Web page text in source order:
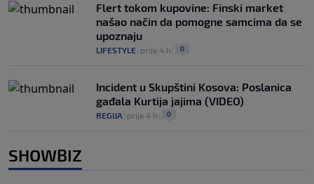
Flert tokom kupovine: Finski market
našao način da pomogne samcima da se
upoznaju
LIFESTYLE prije 4 h 0
Incident u Skupštini Kosova: Poslanica
gađala Kurtija jajima (VIDEO)
REGIJA prije 4 h 0
SHOWBIZ